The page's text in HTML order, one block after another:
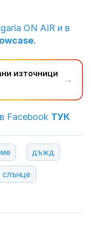
ON AIR и в
източници
→
Facebook ТУК
дъжд
слънце